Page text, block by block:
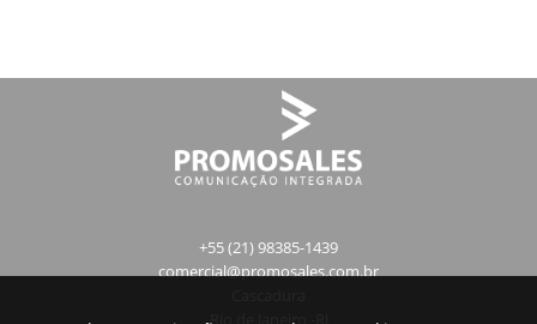
+55 (21) 98385-1439
comercial@promosales.com.br
Rio de Janeiro -RJ